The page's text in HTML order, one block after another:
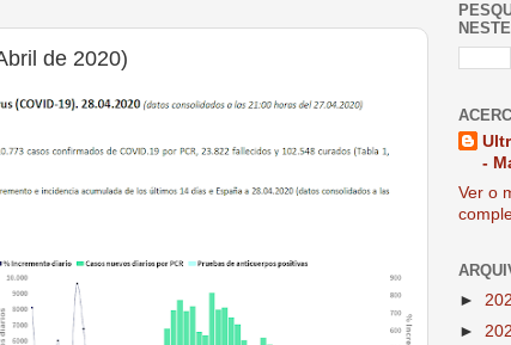
de 2020)
-
Ver o
►
►